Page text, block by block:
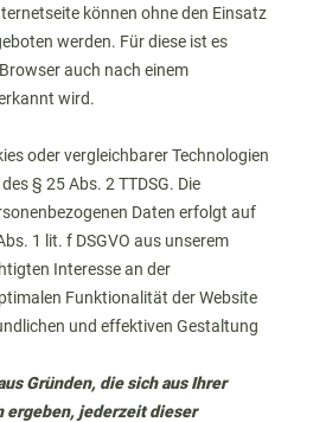
können ohne den Einsatz
werden. Für diese ist es
auch nach einem
wird.
oder vergleichbarer Technologien
§ 25 Abs. 2 TTDSG. Die
Daten erfolgt auf
1 lit. f DSGVO aus unserem
Interesse an der
Funktionalität der Website
und effektiven Gestaltung
Gründen, die sich aus Ihrer
ergeben, jederzeit dieser